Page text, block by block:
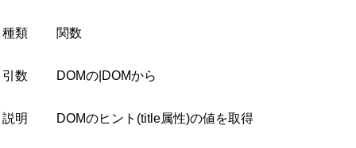
種類 関数
引数 DOMの|DOMから
説明 DOMのヒント(title属性)の値を取得